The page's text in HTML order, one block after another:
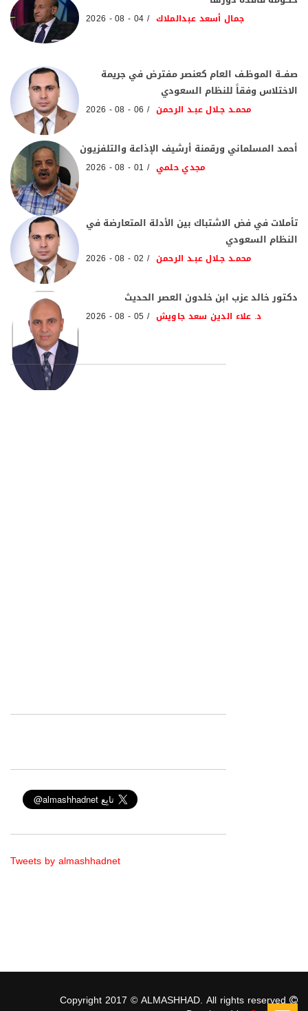
جمال أسعد عبدالملاك 04 - 08 - 2026
صفــة الموظـف العام كعنصر مفترض في جريمة
الاختلاس وفقاً للنظام السعودي
محمـد جـلال عبـد الرحمن 06 - 08 - 2026
أحمد المسلماني ورقمنة أرشيف الإذاعة والتلفزيون
مجدي حلمي 01 - 08 - 2026
تأملات في فض الاشتباك بين الأدلة المتعارضة في
النظام السعودي
محمـد جـلال عبـد الرحمن 02 - 08 - 2026
دكتور خالد عزب ابن خلدون العصر الحديث
د. علاء الدين سعد جاويش 05 - 08 - 2026
Tweets by almashhadnet
Copyright 2017 © ALMASHHAD. All rights reserved